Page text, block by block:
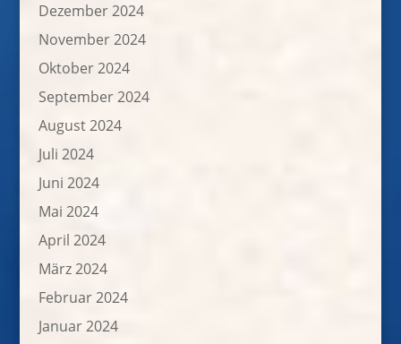
Dezember 2024
November 2024
Oktober 2024
September 2024
August 2024
Juli 2024
Juni 2024
Mai 2024
April 2024
März 2024
Februar 2024
Januar 2024